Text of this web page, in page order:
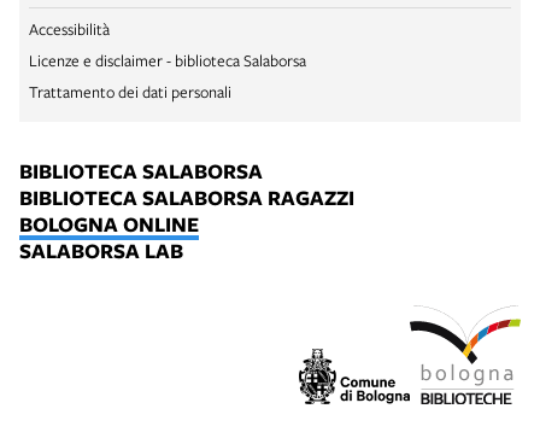
Accessibilità
Licenze e disclaimer - biblioteca Salaborsa
Trattamento dei dati personali
BIBLIOTECA SALABORSA
BIBLIOTECA SALABORSA RAGAZZI
BOLOGNA ONLINE
SALABORSA LAB